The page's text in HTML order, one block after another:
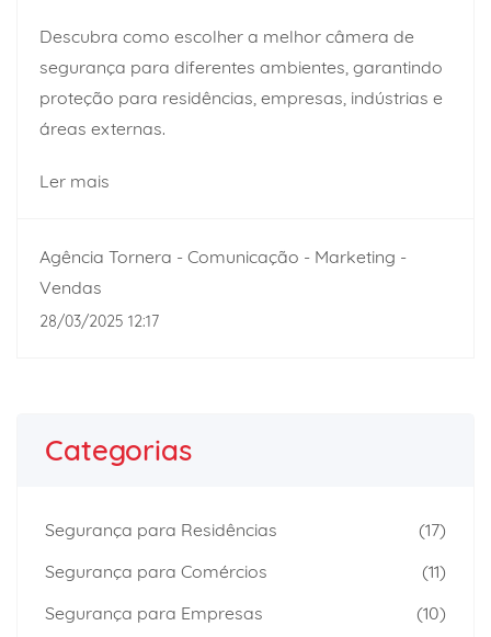
Descubra como escolher a melhor câmera de
segurança para diferentes ambientes, garantindo
proteção para residências, empresas, indústrias e
áreas externas.
Ler mais
Agência Tornera - Comunicação - Marketing -
Vendas
28/03/2025 12:17
Categorias
Segurança para Residências
(17)
Segurança para Comércios
(11)
Segurança para Empresas
(10)